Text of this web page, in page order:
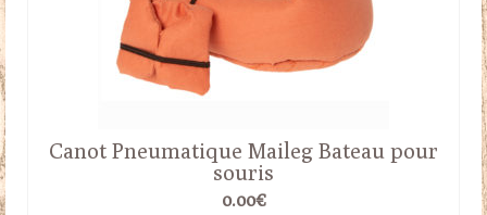
Canot Pneumatique Maileg Bateau pour
souris
0.00€